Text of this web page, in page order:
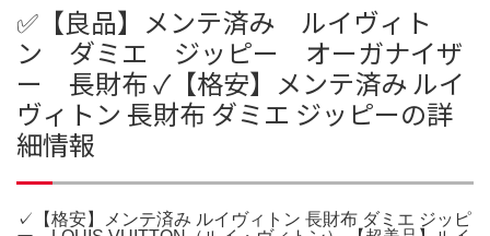
✅【良品】メンテ済み ルイヴィト
ン ダミエ ジッピー オーガナイザ
ー 長財布 ✓【格安】メンテ済み ルイ
ヴィトン 長財布 ダミエ ジッピーの詳
細情報
✓【格安】メンテ済み ルイヴィトン 長財布 ダミエ ジッピ